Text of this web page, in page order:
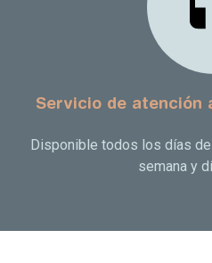
Servicio de atención
Disponible todos los días
semana y